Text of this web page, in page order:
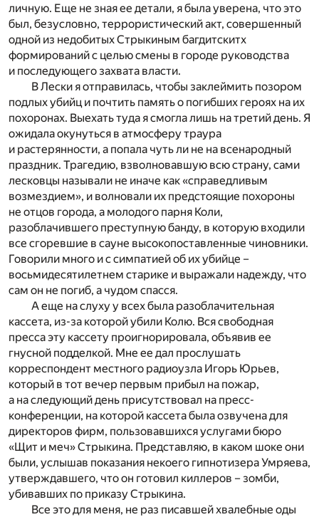
личную. Еще не зная ее детали, я была уверена, что это
был, безусловно, террористический акт, совершенный
одной из недобитых Стрыкиным багдитскитх
формирований с целью смены в городе руководства
и последующего захвата власти.
В Лески я отправилась, чтобы заклеймить позором
подлых убийц и почтить память о погибших героях на их
похоронах. Выехать туда я смогла лишь на третий день. Я
ожидала окунуться в атмосферу траура
и растерянности, а попала чуть ли не на всенародный
праздник. Трагедию, взволновавшую всю страну, сами
лесковцы называли не иначе как «справедливым
возмездием», и волновали их предстоящие похороны
не отцов города, а молодого парня Коли,
разоблачившего преступную банду, в которую входили
все сгоревшие в сауне высокопоставленные чиновники.
Говорили много и с симпатией об их убийце –
восьмидесятилетнем старике и выражали надежду, что
сам он не погиб, а чудом спасся.
А еще на слуху у всех была разоблачительная
кассета, из-за которой убили Колю. Вся свободная
пресса эту кассету проигнорировала, объявив ее
гнусной подделкой. Мне ее дал прослушать
корреспондент местного радиоузла Игорь Юрьев,
который в тот вечер первым прибыл на пожар,
а на следующий день присутствовал на пресс-
конференции, на которой кассета была озвучена для
директоров фирм, пользовавшихся услугами бюро
«Щит и меч» Стрыкина. Представляю, в каком шоке они
были, услышав показания некоего гипнотизера Умряева,
утверждавшего, что он готовил киллеров – зомби,
убивавших по приказу Стрыкина.
Все это для меня, не раз писавшей хвалебные оды